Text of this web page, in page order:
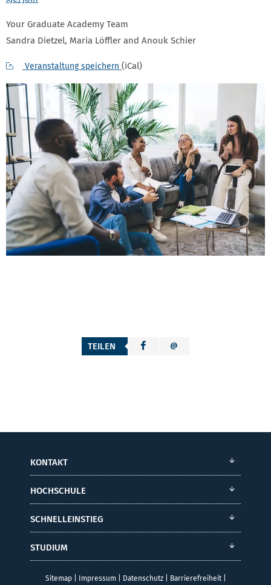
Your Graduate Academy Team
Sandra Dietzel, Maria Löffler and Anouk Schier
Veranstaltung speichern (iCal)
TEILEN
KONTAKT
HOCHSCHULE
SCHNELLEINSTIEG
STUDIUM
Sitemap| Impressum| Datenschutz| Barrierefreiheit|